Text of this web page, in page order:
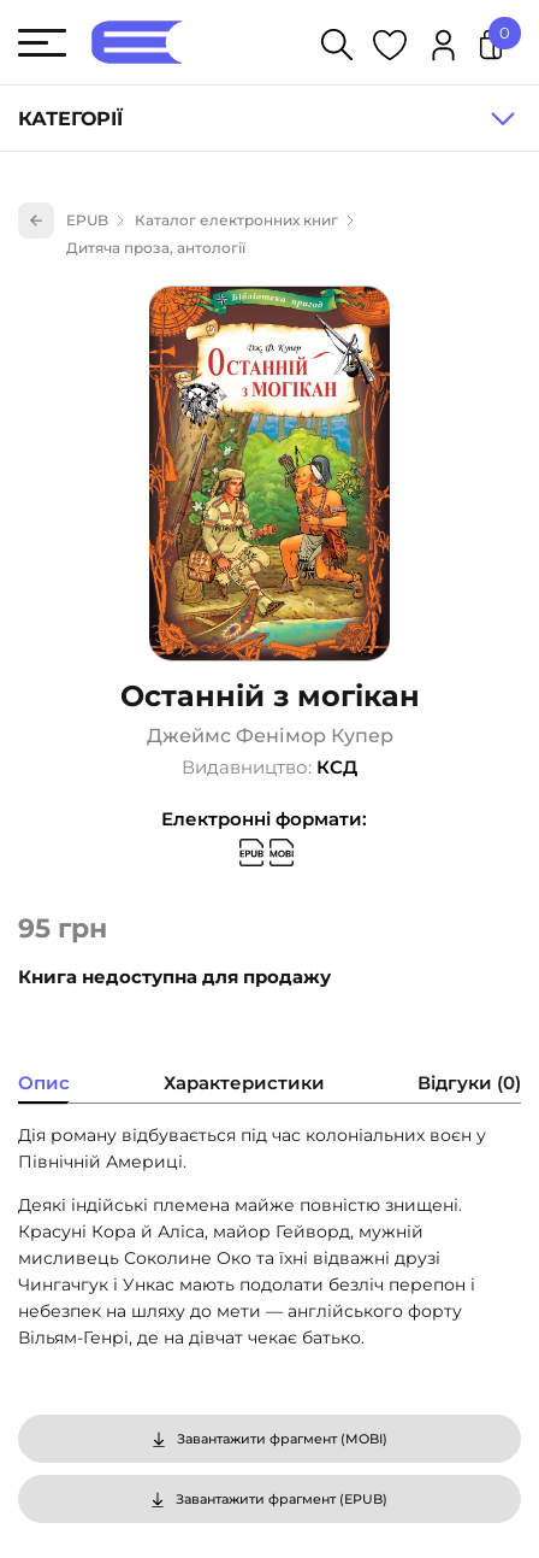
КАТЕГОРІЇ
Книги для дітей (835)
Науково-популярна література (1015)
Навчальна література та посібники (527)
Енциклопедії, довідники, словники (55)
Подарункові сертифікати (1)
0
EPUB
Каталог електронних книг
Дитяча проза, антології
Останній з могікан
Джеймс Фенімор Купер
Видавництво: КСД
Електронні формати:
95 грн
Книга недоступна для продажу
Опис Характеристики Відгуки (0)
Дія роману відбувається під час колоніальних воєн у
Північній Америці.
Деякі індійські племена майже повністю знищені.
Красуні Кора й Аліса, майор Гейворд, мужній
мисливець Соколине Око та їхні відважні друзі
Чингачгук і Ункас мають подолати безліч перепон і
небезпек на шляху до мети — англійського форту
Вільям-Генрі, де на дівчат чекає батько.
Завантажити фрагмент (MOBI)
Завантажити фрагмент (EPUB)